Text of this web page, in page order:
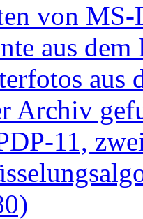
von
aus
aus
Archiv
11,